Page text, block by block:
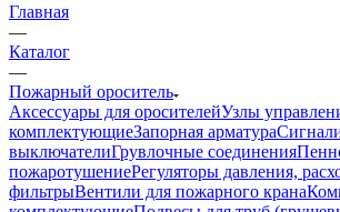
Главная
—
Каталог
—
Пожарный ороситель
Аксессуары для оросителейУзлы
комплектующиеЗапорная арматура
выключателиГрувлочные соединения
пожаротушениеРегуляторы давления,
фильтрыВентили для пожарного крана